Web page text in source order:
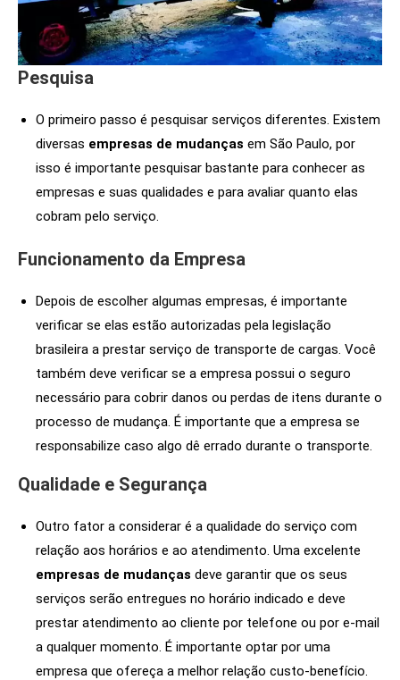
Pesquisa
O primeiro passo é pesquisar serviços diferentes. Existem
diversas empresas de mudanças em São Paulo, por
isso é importante pesquisar bastante para conhecer as
empresas e suas qualidades e para avaliar quanto elas
cobram pelo serviço.
Funcionamento da Empresa
Depois de escolher algumas empresas, é importante
verificar se elas estão autorizadas pela legislação
brasileira a prestar serviço de transporte de cargas. Você
também deve verificar se a empresa possui o seguro
necessário para cobrir danos ou perdas de itens durante o
processo de mudança. É importante que a empresa se
responsabilize caso algo dê errado durante o transporte.
Qualidade e Segurança
Outro fator a considerar é a qualidade do serviço com
relação aos horários e ao atendimento. Uma excelente
empresas de mudanças deve garantir que os seus
serviços serão entregues no horário indicado e deve
prestar atendimento ao cliente por telefone ou por e-mail
a qualquer momento. É importante optar por uma
empresa que ofereça a melhor relação custo-benefício.